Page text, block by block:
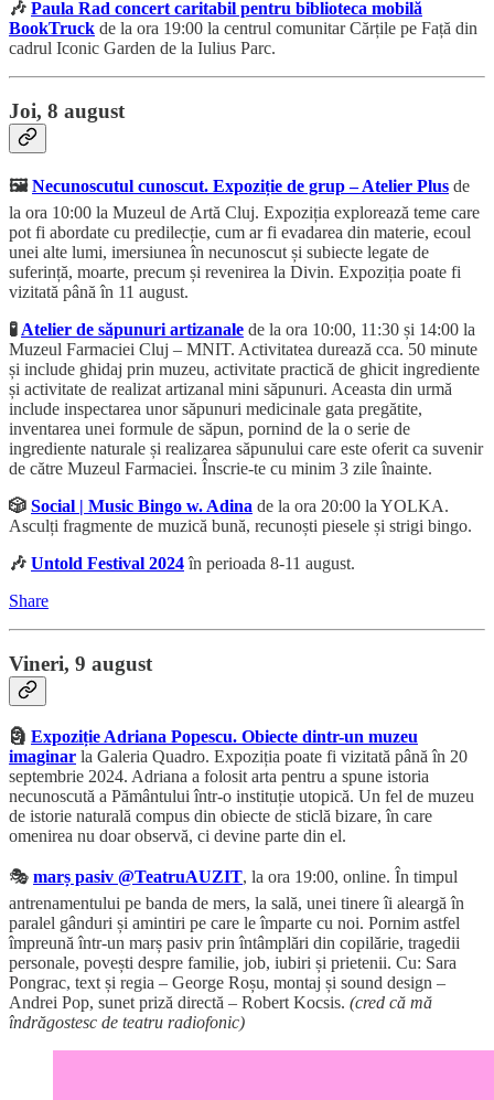
🎶 Paula Rad concert caritabil pentru biblioteca mobilă
BookTruck de la ora 19:00 la centrul comunitar Cărțile pe Față din
cadrul Iconic Garden de la Iulius Parc.
Joi, 8 august
🖼️Necunoscutul cunoscut. Expoziție de grup – Atelier Plus de
la ora 10:00 la Muzeul de Artă Cluj. Expoziția explorează teme care
pot fi abordate cu predilecție, cum ar fi evadarea din materie, ecoul
unei alte lumi, imersiunea în necunoscut și subiecte legate de
suferință, moarte, precum și revenirea la Divin. Expoziția poate fi
vizitată până în 11 august.
🧪 Atelier de săpunuri artizanale de la ora 10:00, 11:30 și 14:00 la
Muzeul Farmaciei Cluj – MNIT. Activitatea durează cca. 50 minute
și include ghidaj prin muzeu, activitate practică de ghicit ingrediente
și activitate de realizat artizanal mini săpunuri. Aceasta din urmă
include inspectarea unor săpunuri medicinale gata pregătite,
inventarea unei formule de săpun, pornind de la o serie de
ingrediente naturale și realizarea săpunului care este oferit ca suvenir
de către Muzeul Farmaciei. Înscrie-te cu minim 3 zile înainte.
🎲 Social | Music Bingo w. Adina de la ora 20:00 la YOLKA.
Asculți fragmente de muzică bună, recunoști piesele și strigi bingo.
🎶 Untold Festival 2024în perioada 8-11 august.
Share
Vineri, 9 august
🗿 Expoziție Adriana Popescu. Obiecte dintr-un muzeu
imaginar la Galeria Quadro. Expoziția poate fi vizitată până în 20
septembrie 2024. Adriana a folosit arta pentru a spune istoria
necunoscută a Pământului într-o instituție utopică. Un fel de muzeu
de istorie naturală compus din obiecte de sticlă bizare, în care
omenirea nu doar observă, ci devine parte din el.
🎭 marș pasiv @TeatruAUZIT, la ora 19:00, online. În timpul
antrenamentului pe banda de mers, la sală, unei tinere îi aleargă în
paralel gânduri și amintiri pe care le împarte cu noi. Pornim astfel
împreună într-un marș pasiv prin întâmplări din copilărie, tragedii
personale, povești despre familie, job, iubiri și prietenii. Cu: Sara
Pongrac, text și regia – George Roșu, montaj și sound design –
Andrei Pop, sunet priză directă – Robert Kocsis. (cred că mă
îndrăgostesc de teatru radiofonic)